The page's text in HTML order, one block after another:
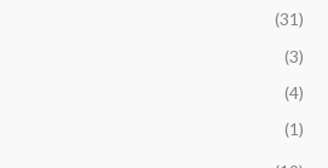
(31)
(3)
(4)
(1)